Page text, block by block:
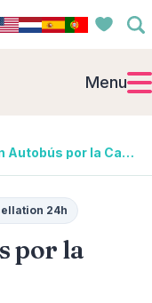
Menu
Excursión en Autobús por la Campiña | AGW tours
24h
por la